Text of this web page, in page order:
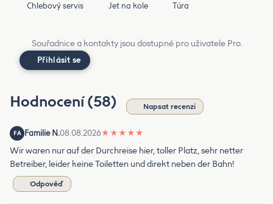
Chlebový servis Jet na kole Túra
Souřadnice a kontakty jsou dostupné pro uživatele Pro.
Přihlásit se
Hodnocení (58) Napsat recenzi
FA Familie N.08.08.2026★ ★ ★ ★ ★
Wir waren nur auf der Durchreise hier, toller Platz, sehr netter
Betreiber, leider keine Toiletten und direkt neben der Bahn!
Odpověď